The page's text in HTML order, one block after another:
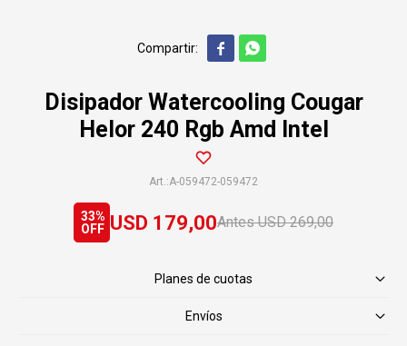
 
Disipador Watercooling Cougar
Helor 240 Rgb Amd Intel
A-059472-059472
USD 179,00 USD 269,00
33
Planes de cuotas
Envíos